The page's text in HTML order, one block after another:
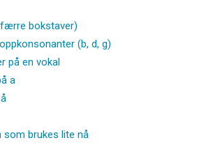
bokstaver)
(b, d, g)
på en vokal
a
brukes lite nå